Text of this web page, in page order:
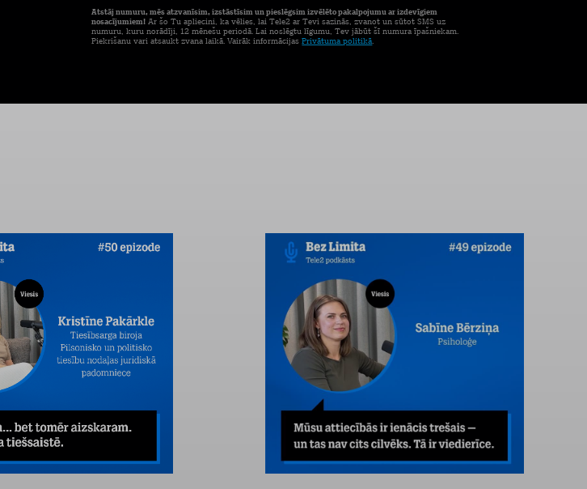
Atstāj numuru, mēs atzvanīsim, izstāstīsim un pieslēgsim izvēlēto pakalpojumu ar izdevīgiem
nosacījumiem! Ar šo Tu apliecini, ka vēlies, lai Tele2 ar Tevi sazinās, zvanot un sūtot SMS uz
numuru, kuru norādīji, 12 mēnešu periodā. Lai noslēgtu līgumu, Tev jābūt šī numura īpašniekam.
Piekrišanu vari atsaukt zvana laikā. Vairāk informācijasPrivātuma politikā.